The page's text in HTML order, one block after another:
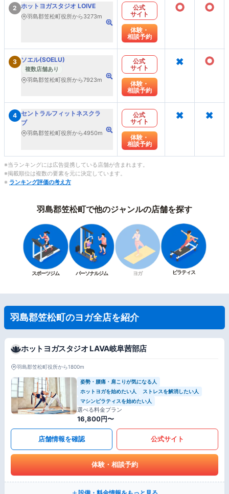
2 ホットヨガスタジオ LOIVE
羽島郡笠松町役所から3273m
公式
サイト
体験・
相談予約
○ ○
3 ソエル(SOELU)
複数店舗あり
羽島郡笠松町役所から7923m
公式
サイト
体験・
相談予約
× ○
4 セントラルフィットネスクラ
ブ
羽島郡笠松町役所から4950m
公式
サイト
体験・
相談予約
× ×
※当ランキングには広告提携している店舗が含まれます。
※掲載順位は複数の要素を元に決定しています。
※ ランキング評価の考え方
羽島郡笠松町で他のジャンルの店舗を探す
スポーツジム パーソナルジム ヨガ ピラティス
羽島郡笠松町のヨガ全店を紹介
ホットヨガスタジオ LAVA岐阜茜部店
羽島郡笠松町役所から1800m
姿勢・腰痛・肩こりが気になる人
ホットヨガを始めたい人
ストレスを解消したい人
マシンピラティスを始めたい人
選べる料金プラン
16,800円〜
店舗情報を確認 公式サイト
体験・相談予約